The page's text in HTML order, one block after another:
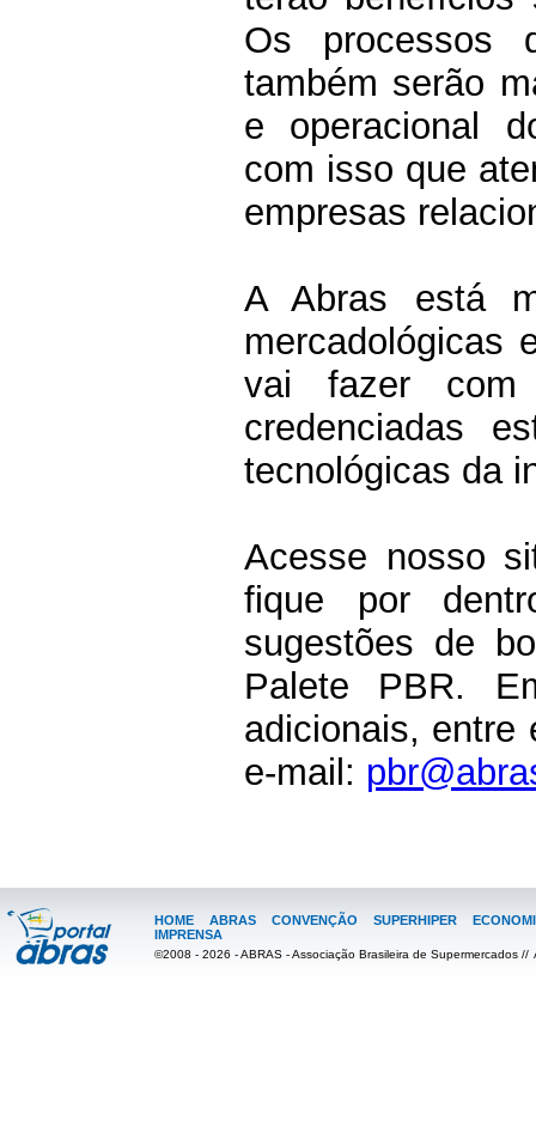
Os processos
também serão
e operacional
com isso que
empresas
A Abras está
mercadológicas
vai fazer
credenciadas
tecnológicas da
Acesse nosso
fique por
sugestões de
Palete PBR.
adicionais, entre
e-mail:
HOME ABRAS CONVENÇÃO SUPERHIPER
IMPRENSA
©2008 - 2026 - ABRAS - Associação Brasileira de Supermercados //